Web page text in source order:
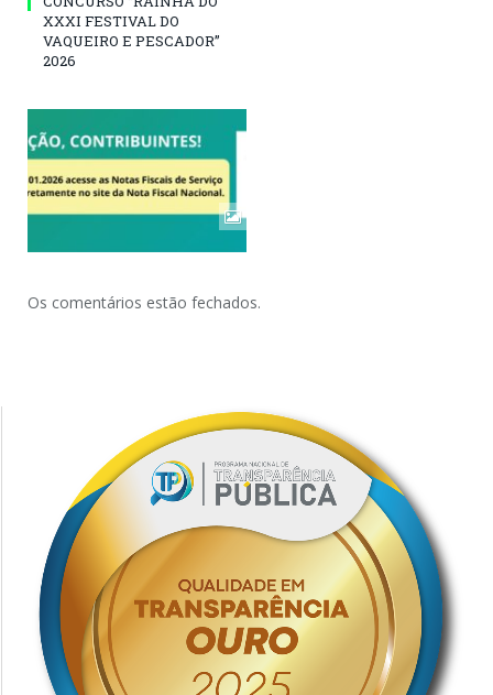
XXXI FESTIVAL DO
VAQUEIRO E PESCADOR”
2026
Os comentários estão fechados.